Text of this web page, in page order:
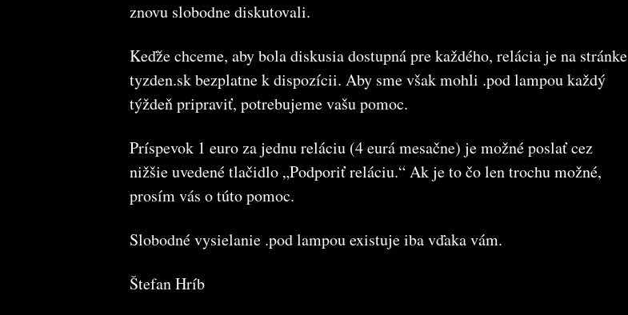
znovu slobodne diskutovali.
Keďže chceme, aby bola diskusia dostupná pre každého, relácia je na stránke
tyzden.sk bezplatne k dispozícii. Aby sme však mohli .pod lampou každý
týždeň pripraviť, potrebujeme vašu pomoc.
Príspevok 1 euro za jednu reláciu (4 eurá mesačne) je možné poslať cez
nižšie uvedené tlačidlo „Podporiť reláciu.“ Ak je to čo len trochu možné,
prosím vás o túto pomoc.
Slobodné vysielanie .pod lampou existuje iba vďaka vám.
Štefan Hríb